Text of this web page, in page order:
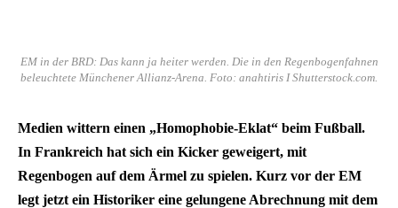
EM in der BRD: Das kann ja heiter werden. Die in den Regenbogenfahnen
beleuchtete Münchener Allianz-Arena. Foto: anahtiris I Shutterstock.com.
Medien wittern einen „Homophobie-Eklat“ beim Fußball.
In Frankreich hat sich ein Kicker geweigert, mit
Regenbogen auf dem Ärmel zu spielen. Kurz vor der EM
legt jetzt ein Historiker eine gelungene Abrechnung mit dem